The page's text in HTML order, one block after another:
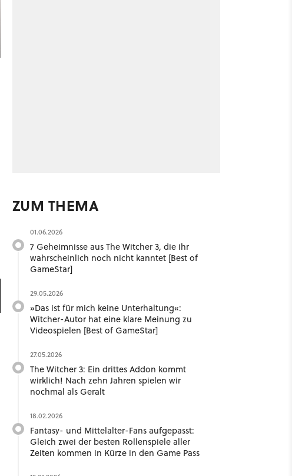
ZUM THEMA
01.06.2026
7 Geheimnisse aus The Witcher 3, die ihr
wahrscheinlich noch nicht kanntet [Best of
GameStar]
29.05.2026
»Das ist für mich keine Unterhaltung«:
Witcher-Autor hat eine klare Meinung zu
Videospielen [Best of GameStar]
27.05.2026
The Witcher 3: Ein drittes Addon kommt
wirklich! Nach zehn Jahren spielen wir
nochmal als Geralt
18.02.2026
Fantasy- und Mittelalter-Fans aufgepasst:
Gleich zwei der besten Rollenspiele aller
Zeiten kommen in Kürze in den Game Pass